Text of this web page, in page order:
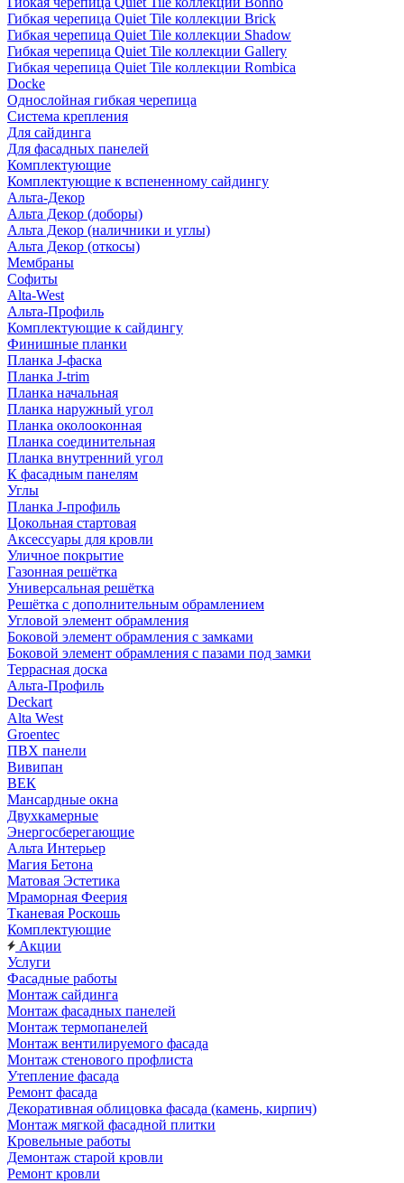
Гибкая черепица Quiet Tile коллекции Brick
Гибкая черепица Quiet Tile коллекции Shadow
Гибкая черепица Quiet Tile коллекции Gallery
Гибкая черепица Quiet Tile коллекции Rombica
Docke
Однослойная гибкая черепица
Система крепления
Для сайдинга
Для фасадных панелей
Комплектующие
Комплектующие к вспененному сайдингу
Альта-Декор
Альта Декор (доборы)
Альта Декор (наличники и углы)
Альта Декор (откосы)
Мембраны
Софиты
Alta-West
Альта-Профиль
Комплектующие к сайдингу
Финишные планки
Планка J-фаска
Планка J-trim
Планка начальная
Планка наружный угол
Планка околооконная
Планка соединительная
Планка внутренний угол
К фасадным панелям
Углы
Планка J-профиль
Цокольная стартовая
Аксессуары для кровли
Уличное покрытие
Газонная решётка
Универсальная решётка
Решётка с дополнительным обрамлением
Угловой элемент обрамления
Боковой элемент обрамления с замками
Боковой элемент обрамления с пазами под замки
Террасная доска
Альта-Профиль
Deckart
Alta West
Groentec
ПВХ панели
Вивипан
ВЕК
Мансардные окна
Двухкамерные
Энергосберегающие
Альта Интерьер
Магия Бетона
Матовая Эстетика
Мраморная Феерия
Тканевая Роскошь
Комплектующие
Акции
Услуги
Фасадные работы
Монтаж сайдинга
Монтаж фасадных панелей
Монтаж термопанелей
Монтаж вентилируемого фасада
Монтаж стенового профлиста
Утепление фасада
Ремонт фасада
Декоративная облицовка фасада (камень, кирпич)
Монтаж мягкой фасадной плитки
Кровельные работы
Демонтаж старой кровли
Ремонт кровли